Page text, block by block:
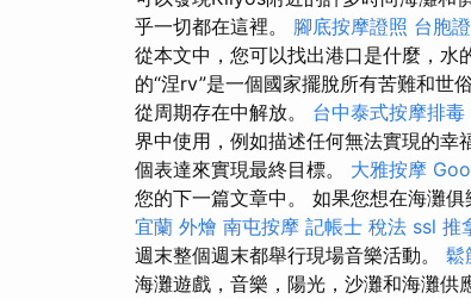
乎一切都在這裡。 腳底按摩證照 台胞
從本文中，您可以找出港口是什麼，水
的“涅rv”是一個國家擺脫所有苦難和世
從周期存在中解放。 台中泰式按摩排毒
界中使用，例如描述任何無法實現的幸
個表達來實現最終目標。 大雅按摩
您的下一篇文章中。 如果您想在海灘
宜蘭 外燴 南屯按摩 記帳士 稅法 ssl 推
週末整個週末都舉行現場音樂活動。 鬆
海灘遊戲，音樂，陽光，沙灘和海灘供